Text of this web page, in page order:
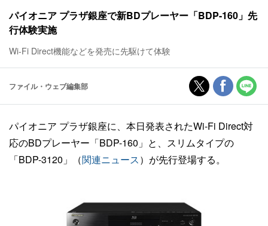
パイオニア プラザ銀座で新BDプレーヤー「BDP-160」先
行体験実施
Wi-Fi Direct機能などを発売に先駆けて体験
ファイル・ウェブ編集部
パイオニア プラザ銀座に、本日発表されたWi-Fi Direct対
応のBDプレーヤー「BDP-160」と、スリムタイプの
「BDP-3120」（関連ニュース）が先行登場する。